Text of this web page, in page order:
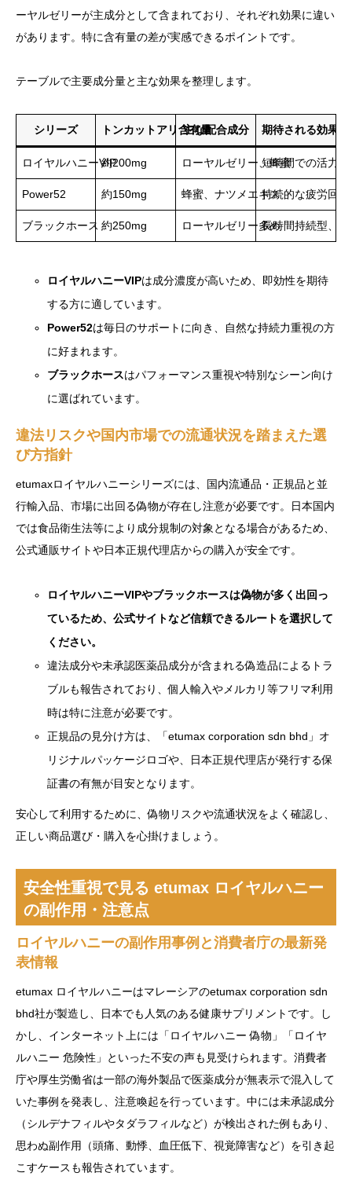
ーヤルゼリーが主成分として含まれており、それぞれ効果に違い
があります。特に含有量の差が実感できるポイントです。
テーブルで主要成分量と主な効果を整理します。
シリーズ トンカットアリ含有量主な配合成分 期待される効果
ロイヤルハニーVIP約200mg ローヤルゼリー、蜂蜜短時間での活力
Power52 約150mg 蜂蜜、ナツメエキス持続的な疲労回
ブラックホース 約250mg ローヤルゼリー多め長時間持続型、
ロイヤルハニーVIPは成分濃度が高いため、即効性を期待
する方に適しています。
Power52は毎日のサポートに向き、自然な持続力重視の方
に好まれます。
ブラックホースはパフォーマンス重視や特別なシーン向け
に選ばれています。
違法リスクや国内市場での流通状況を踏まえた選
び方指針
etumaxロイヤルハニーシリーズには、国内流通品・正規品と並
行輸入品、市場に出回る偽物が存在し注意が必要です。日本国内
では食品衛生法等により成分規制の対象となる場合があるため、
公式通販サイトや日本正規代理店からの購入が安全です。
ロイヤルハニーVIPやブラックホースは偽物が多く出回っ
ているため、公式サイトなど信頼できるルートを選択して
ください。
違法成分や未承認医薬品成分が含まれる偽造品によるトラ
ブルも報告されており、個人輸入やメルカリ等フリマ利用
時は特に注意が必要です。
正規品の見分け方は、「etumax corporation sdn bhd」オ
リジナルパッケージロゴや、日本正規代理店が発行する保
証書の有無が目安となります。
安心して利用するために、偽物リスクや流通状況をよく確認し、
正しい商品選び・購入を心掛けましょう。
安全性重視で見る etumax ロイヤルハニー
の副作用・注意点
ロイヤルハニーの副作用事例と消費者庁の最新発
表情報
etumax ロイヤルハニーはマレーシアのetumax corporation sdn
bhd社が製造し、日本でも人気のある健康サプリメントです。し
かし、インターネット上には「ロイヤルハニー 偽物」「ロイヤ
ルハニー 危険性」といった不安の声も見受けられます。消費者
庁や厚生労働省は一部の海外製品で医薬成分が無表示で混入して
いた事例を発表し、注意喚起を行っています。中には未承認成分
（シルデナフィルやタダラフィルなど）が検出された例もあり、
思わぬ副作用（頭痛、動悸、血圧低下、視覚障害など）を引き起
こすケースも報告されています。